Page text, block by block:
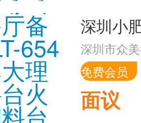
深圳市众
免费会员
面议